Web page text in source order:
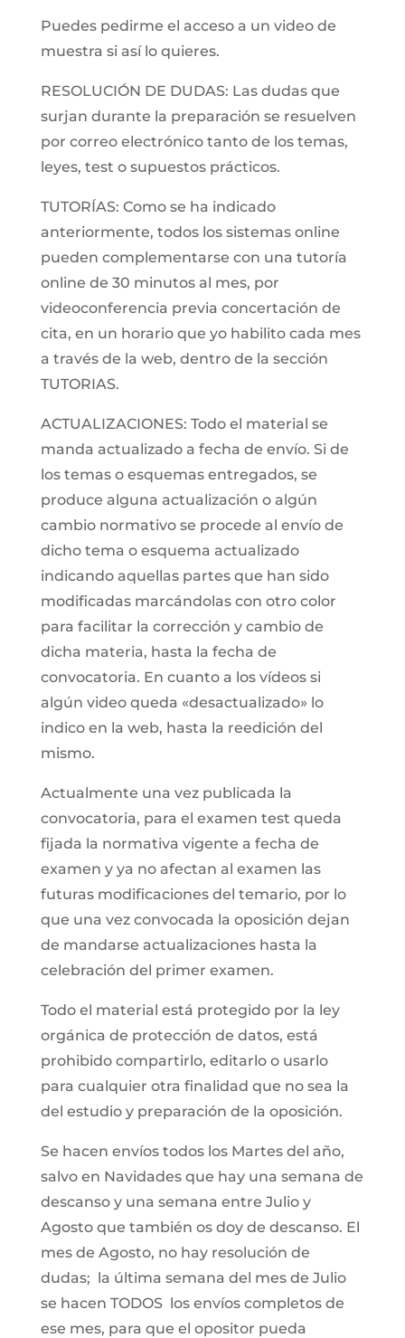
Puedes pedirme el acceso a un video de
muestra si así lo quieres.
RESOLUCIÓN DE DUDAS: Las dudas que
surjan durante la preparación se resuelven
por correo electrónico tanto de los temas,
leyes, test o supuestos prácticos.
TUTORÍAS: Como se ha indicado
anteriormente, todos los sistemas online
pueden complementarse con una tutoría
online de 30 minutos al mes, por
videoconferencia previa concertación de
cita, en un horario que yo habilito cada mes
a través de la web, dentro de la sección
TUTORIAS.
ACTUALIZACIONES: Todo el material se
manda actualizado a fecha de envío. Si de
los temas o esquemas entregados, se
produce alguna actualización o algún
cambio normativo se procede al envío de
dicho tema o esquema actualizado
indicando aquellas partes que han sido
modificadas marcándolas con otro color
para facilitar la corrección y cambio de
dicha materia, hasta la fecha de
convocatoria. En cuanto a los vídeos si
algún video queda «desactualizado» lo
indico en la web, hasta la reedición del
mismo.
Actualmente una vez publicada la
convocatoria, para el examen test queda
fijada la normativa vigente a fecha de
examen y ya no afectan al examen las
futuras modificaciones del temario, por lo
que una vez convocada la oposición dejan
de mandarse actualizaciones hasta la
celebración del primer examen.
Todo el material está protegido por la ley
orgánica de protección de datos, está
prohibido compartirlo, editarlo o usarlo
para cualquier otra finalidad que no sea la
del estudio y preparación de la oposición.
Se hacen envíos todos los Martes del año,
salvo en Navidades que hay una semana de
descanso y una semana entre Julio y
Agosto que también os doy de descanso. El
mes de Agosto, no hay resolución de
dudas; la última semana del mes de Julio
se hacen TODOS los envíos completos de
ese mes, para que el opositor pueda